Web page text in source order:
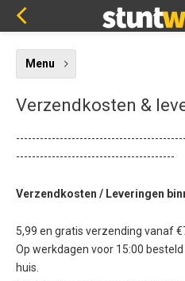
Menu
Verzendkosten &
----------------------------------------
Verzendkosten / Leveringen
5,99 en gratis verzending vanaf
Op werkdagen voor 15:00
huis.